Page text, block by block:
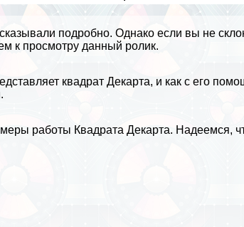
подробно. Однако если вы не
к просмотру данный ролик.
квадратДекарта, и как с его
работы Квадрата Декарта. Надеемся,